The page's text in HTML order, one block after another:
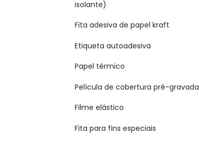
isolante)
Fita adesiva de papel kraft
Etiqueta autoadesiva
Papel térmico
Película de cobertura pré-gravada
Filme elástico
Fita para fins especiais